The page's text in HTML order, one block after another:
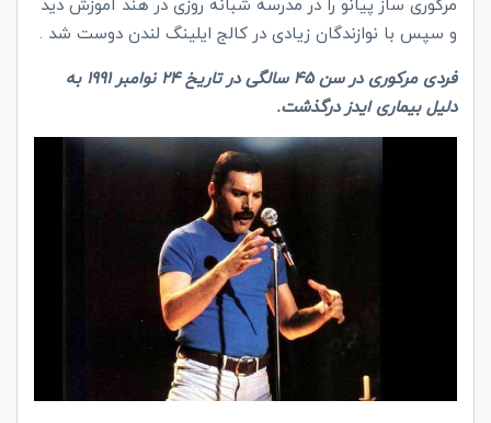
و سپس با نوازندگان زیادی در کالج ایلینگ لندن دوست شد .
فردی مرکوری در سن 45 سالگی در تاریخ 24 نوامبر 1991 به
دلیل بیماری ایدز درگذشت.